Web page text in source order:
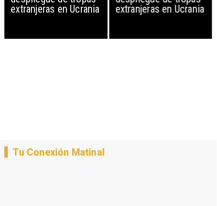
extranjeras en Ucrania
extranjeras en Ucrania
Tu Conexión Matinal